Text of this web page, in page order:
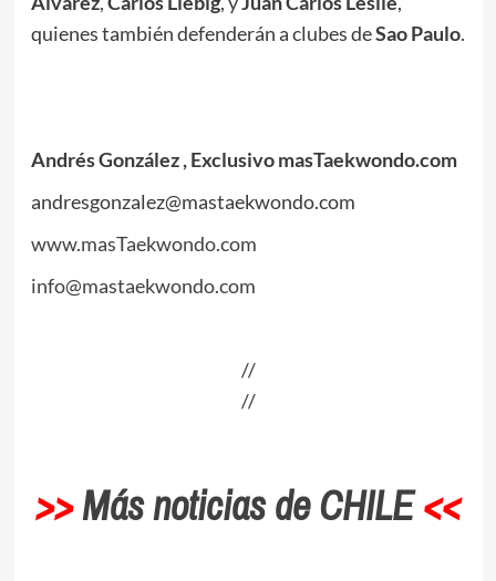
quienes también defenderán a clubes deSao Paulo.
Andrés González, Exclusivo masTaekwondo.com
andresgonzalez@mastaekwondo.com
www.masTaekwondo.com
info@mastaekwondo.com
//
//
>>Más noticias de CHILE<<